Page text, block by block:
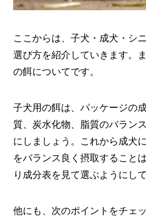
ここからは、子犬・成犬・シ
選び方を紹介していきます。
の餌についてです。
子犬用の餌は、パッケージの
質、炭水化物、脂質のバラン
にしましょう。これから成犬
をバランス良く摂取すること
り成分表を見て選ぶようにし
他にも、次のポイントをチェ